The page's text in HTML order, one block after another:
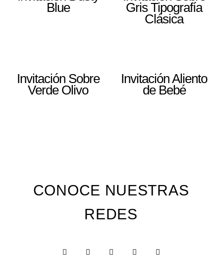
Blue Gris Tipografía
Clásica
Invitación Sobre
Verde Olivo
Invitación Aliento
de Bebé
CONOCE NUESTRAS
REDES